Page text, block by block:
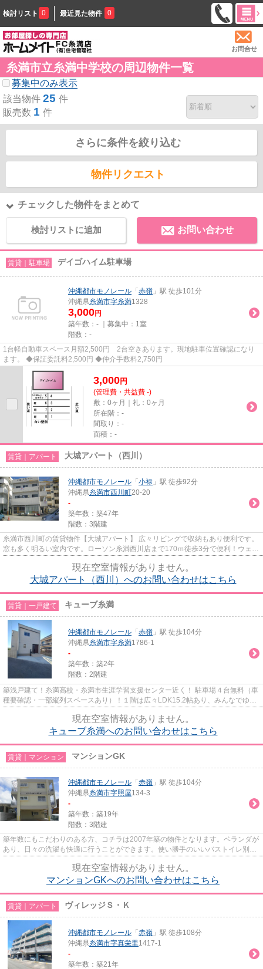
検討リスト 0 最近見た物件 0
お問合せ
糸満市立糸満中学校の周辺物件一覧
募集中のみ表示
該当物件 25 件
販売数 1 件
さらに条件を絞り込む
物件リクエスト
チェックした物件をまとめて
検討リストに追加 お問い合わせ
賃貸｜駐車場 デイゴハイム駐車場
沖縄都市モノレール 「 赤嶺 」駅 徒歩101分
沖縄県糸満市字糸満1328
3,000円
築年数：- ｜募集中： 1室
階数：-
1台軽自動車スペース月額2,500円 2台空きあります。現地駐車位置確認になり
ます。 ◆保証委託料2,500円 ◆仲介手数料2,750円
3,000円
(管理費・共益費 -)
敷：0ヶ月｜礼：0ヶ月
所在階：-
間取り：-
面積：-
賃貸｜アパート 大城アパート（西川）
沖縄都市モノレール 「 小禄 」駅 徒歩92分
沖縄県糸満市西川町20-20
-
築年数：築47年
階数：3階建
糸満市西川町の賃貸物件【大城アパート】 広々リビングで収納もあり便利です。
窓も多く明るい室内です。ローソン糸満西川店まで170ｍ徒歩3分で便利！ウェル
現在空室情報がありません。
大城アパート（西川）へのお問い合わせはこちら
賃貸｜一戸建て キューブ糸満
沖縄都市モノレール 「 赤嶺 」駅 徒歩104分
沖縄県糸満市字糸満1786-1
-
築年数：築2年
階数：2階建
築浅戸建て！糸満高校・糸満市生涯学習支援センター近く！ 駐車場４台無料（車
種要確認・一部縦列スペースあり）！１階は広々LDK15.2帖あり、みんなでゆっ
現在空室情報がありません。
キューブ糸満へのお問い合わせはこちら
賃貸｜マンション マンションGK
沖縄都市モノレール 「 赤嶺 」駅 徒歩104分
沖縄県糸満市字照屋134-3
-
築年数：築19年
階数：3階建
築年数にもこだわりのある方、コチラは2007年築の物件となります。ベランダが
あり、日々の洗濯も快適に行うことができます。使い勝手のいいバストイレ別の
現在空室情報がありません。
マンションGKへのお問い合わせはこちら
賃貸｜アパート ヴィレッジＳ・Ｋ
沖縄都市モノレール 「 赤嶺 」駅 徒歩108分
沖縄県糸満市字真栄里1417-1
-
築年数：築21年